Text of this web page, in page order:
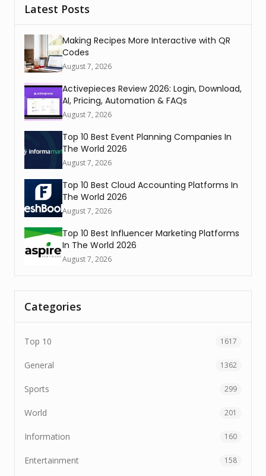
Latest Posts
Making Recipes More Interactive with QR
Codes
August 7, 2026
Activepieces Review 2026: Login, Download,
AI, Pricing, Automation & FAQs
August 7, 2026
Top 10 Best Event Planning Companies In
The World 2026
August 7, 2026
Top 10 Best Cloud Accounting Platforms In
The World 2026
August 7, 2026
Top 10 Best Influencer Marketing Platforms
In The World 2026
August 7, 2026
Categories
Top 10 1617
General 1362
Sports 299
World 201
Information 160
Entertainment 158